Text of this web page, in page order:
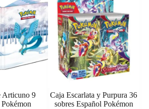
69,95 €.
65,95 €.
Articuno 9
Caja Escarlata y Purpura 36
sobres Español Pokémon